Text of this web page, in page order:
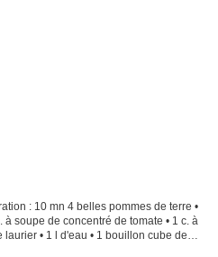
: 10 mn 4 belles pommes de terre •
à soupe de concentré de tomate • 1 c. à
• 1 l d'eau • 1 bouillon cube de